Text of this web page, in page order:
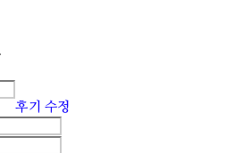
후기 수정